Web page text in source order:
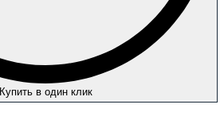
Купить в один клик